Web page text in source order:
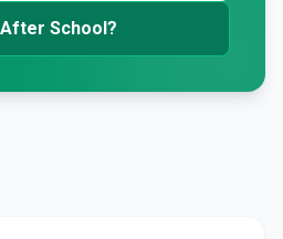
School?